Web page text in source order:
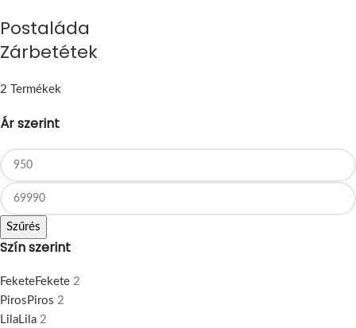
Ár szerint
Szűrés
Szín szerint
FeketeFekete 2
Piros Piros 2
LilaLila 2
Postaláda
Zárbetétek
2 Termékek